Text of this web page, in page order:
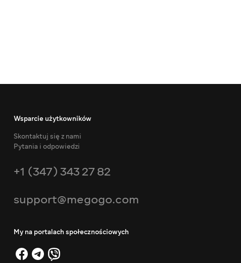
Wsparcie użytkowników
Skontaktuj się z nami
Pytania i odpowiedzi
+1 (347) 343 27 82
support@megogo.com
My na portalach społecznościowych